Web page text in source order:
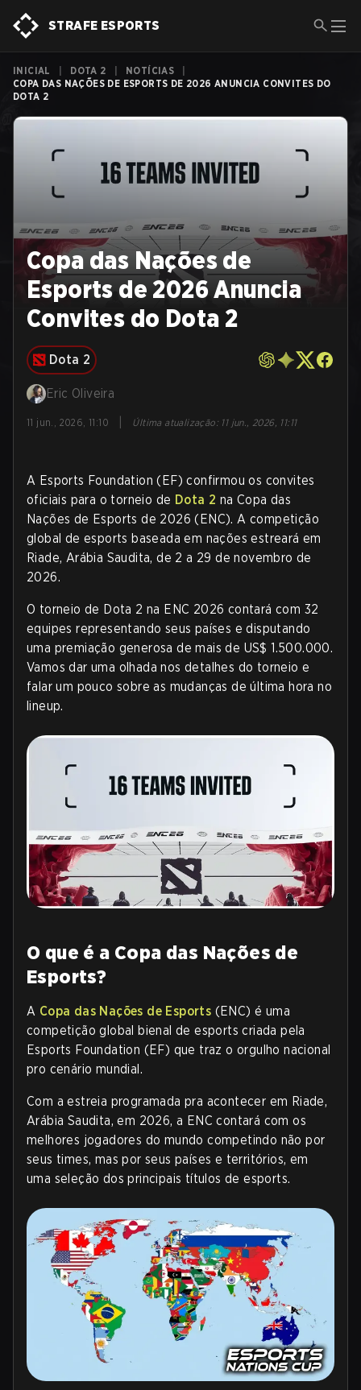
STRAFE ESPORTS
INICIAL DOTA 2 NOTÍCIAS
COPA DAS NAÇÕES DE ESPORTS DE 2026 ANUNCIA CONVITES DO
DOTA 2
Copa das Nações de
Esports de 2026 Anuncia
Convites do Dota 2
Dota 2
Eric Oliveira
11 jun., 2026, 11:10 Última atualização: 11 jun., 2026, 11:11
A Esports Foundation (EF) confirmou os convites
oficiais para o torneio de Dota 2 na Copa das
Nações de Esports de 2026 (ENC). A competição
global de esports baseada em nações estreará em
Riade, Arábia Saudita, de 2 a 29 de novembro de
2026.
O torneio de Dota 2 na ENC 2026 contará com 32
equipes representando seus países e disputando
uma premiação generosa de mais de US$ 1.500.000.
Vamos dar uma olhada nos detalhes do torneio e
falar um pouco sobre as mudanças de última hora no
lineup.
O que é a Copa das Nações de
Esports?
A Copa das Nações de Esports (ENC)é uma
competição global bienal de esports criada pela
Esports Foundation (EF) que traz o orgulho nacional
pro cenário mundial.
Com a estreia programada pra acontecer em Riade,
Arábia Saudita, em 2026, a ENC contará com os
melhores jogadores do mundo competindo não por
seus times, mas por seus países e territórios, em
uma seleção dos principais títulos de esports.